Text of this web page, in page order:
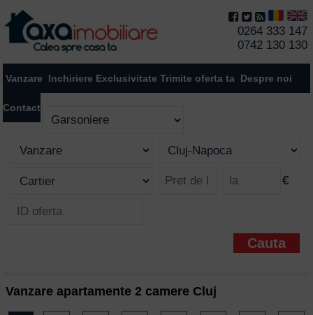
0264 333 147
0742 130 130
Vanzare Inchiriere Exclusivitate Trimite oferta ta Despre noi
Contact
€
Vanzare apartamente 2 camere Cluj